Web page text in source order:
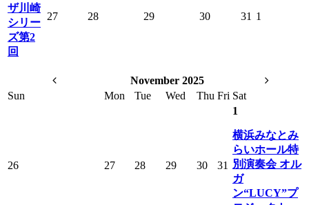
ザ川崎
シリー
ズ第2
回
27 28 29 30 31 1
November 2025
Sun
Mon Tue Wed Thu Fri Sat
26 27 28 29 30 31
1
横浜みなとみ
らいホール特
別演奏会 オル
ガ
ン“LUCY”プ